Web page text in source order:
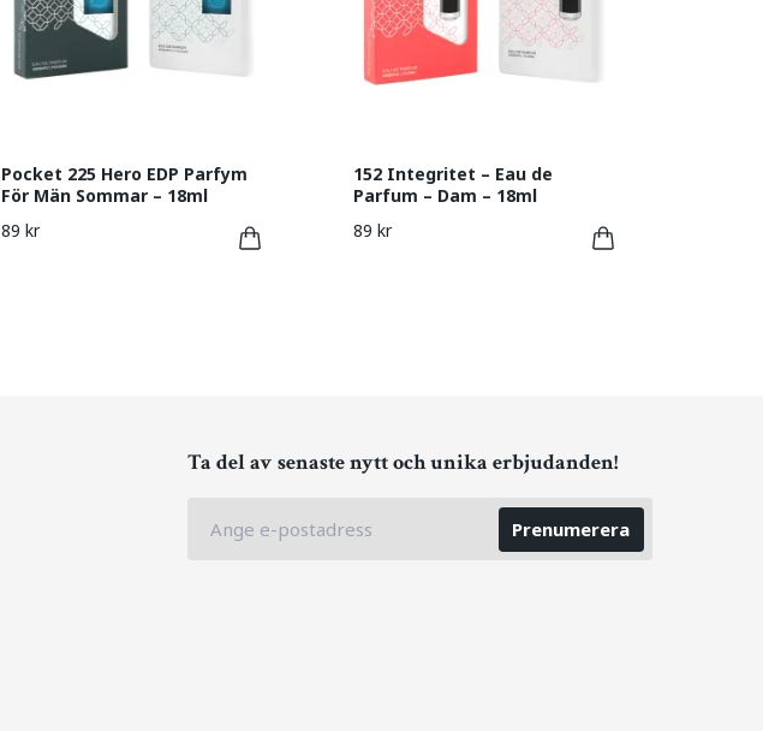
Pocket 225 Hero EDP Parfym
För Män Sommar – 18ml
89 kr
152 Integritet – Eau de
Parfum – Dam – 18ml
89 kr
Ta del av senaste nytt och unika erbjudanden!
Prenumerera